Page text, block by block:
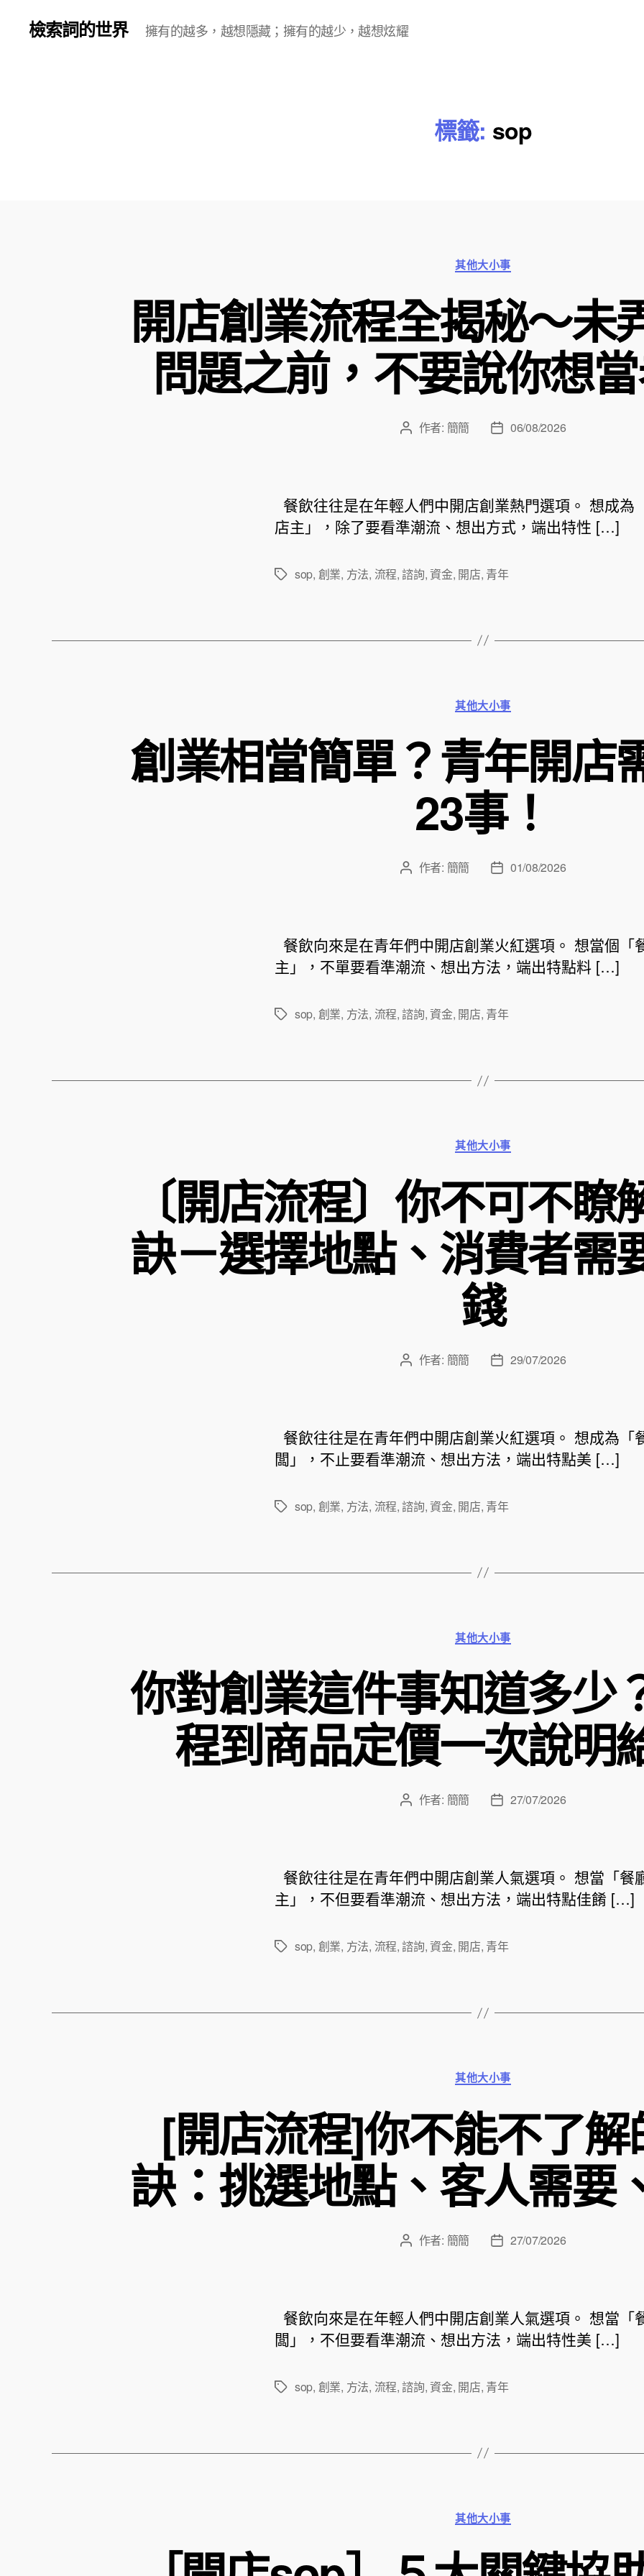
檢索詞的世界 擁有的越多，越想隱藏；擁有的越少，越想炫耀
標籤: sop
分
類
其他大小事
開店創業流程全揭秘～未
問題之前，不要說你想
文 作者: 簡簡
文
日
期
06/08/2026
餐飲往往是在年輕人們中開店創業熱門選項。 想成為
店主」，除了要看準潮流、想出方式，端出特性 […]
標 sop, 創業, 方法, 流程,諮詢,資金, 開店, 青年
分
類
其他大小事
創業相當簡單？青年開店
23事！
文 作者: 簡簡
文
日
期
01/08/2026
餐飲向來是在青年們中開店創業火紅選項。 想當個「
主」，不單要看準潮流、想出方法，端出特點料 […]
標 sop, 創業, 方法, 流程,諮詢,資金, 開店, 青年
分
類
其他大小事
〔開店流程〕你不可不瞭
訣－選擇地點、消費者需
錢
文 作者: 簡簡
文
日
期
29/07/2026
餐飲往往是在青年們中開店創業火紅選項。 想成為「
闆」，不止要看準潮流、想出方法，端出特點美 […]
標 sop, 創業, 方法, 流程,諮詢,資金, 開店, 青年
分
類
其他大小事
你對創業這件事知道多少
程到商品定價一次說明
文 作者: 簡簡
文
日
期
27/07/2026
餐飲往往是在青年們中開店創業人氣選項。 想當「餐
主」，不但要看準潮流、想出方法，端出特點佳餚 […]
標 sop, 創業, 方法, 流程,諮詢,資金, 開店, 青年
分
類
其他大小事
[開店流程]你不能不了
訣：挑選地點、客人需要
文 作者: 簡簡
文
日
期
27/07/2026
餐飲向來是在年輕人們中開店創業人氣選項。 想當「
闆」，不但要看準潮流、想出方法，端出特性美 […]
標 sop, 創業, 方法, 流程,諮詢,資金, 開店, 青年
分
類
其他大小事